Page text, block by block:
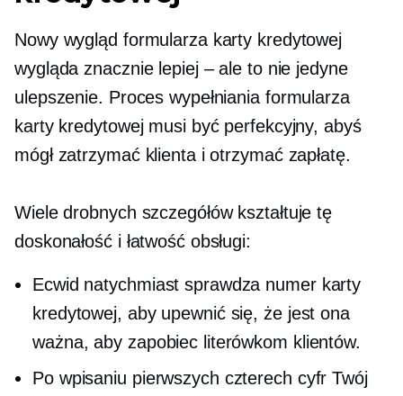
Nowy wygląd formularza karty kredytowej
wygląda znacznie lepiej – ale to nie jedyne
ulepszenie. Proces wypełniania formularza
karty kredytowej musi być perfekcyjny, abyś
mógł zatrzymać klienta i otrzymać zapłatę.
Wiele drobnych szczegółów kształtuje tę
doskonałość i łatwość obsługi:
Ecwid natychmiast sprawdza numer karty
kredytowej, aby upewnić się, że jest ona
ważna, aby zapobiec literówkom klientów.
Po wpisaniu pierwszych czterech cyfr Twój